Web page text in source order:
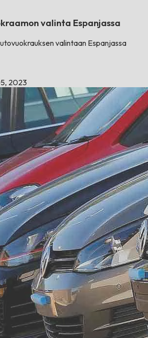
valinta Espanjassa
valintaan Espanjassa
2023